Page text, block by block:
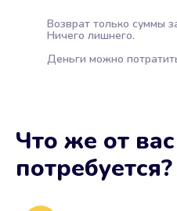
Возврат только суммы
Ничего лишнего.
Деньги можно
Что же от вас
потребуется?